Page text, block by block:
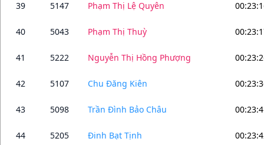
39 5147 Phạm Thị Lệ Quyên
40 5043 Phạm Thị Thuỳ
41 5222 Nguyễn Thị Hồng Phượng
42 5107 Chu Đăng Kiên
43 5098 Trần Đình Bảo Châu
44 5205 Đinh Bạt Tịnh